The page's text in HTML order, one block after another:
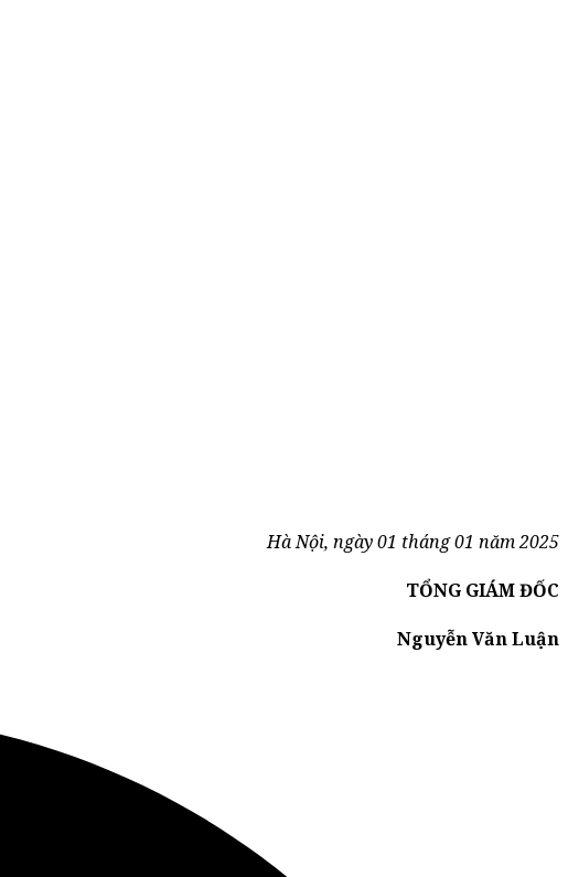
Hà Nội, ngày 01 tháng 01 năm 2025
TỔNG GIÁM ĐỐC
Nguyễn Văn Luận